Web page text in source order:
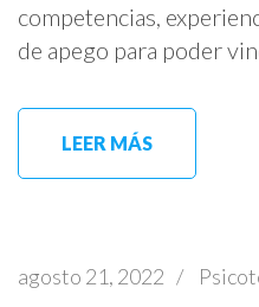
competencias,
de apego para poder
LEER MÁS
agosto 21, 2022 /